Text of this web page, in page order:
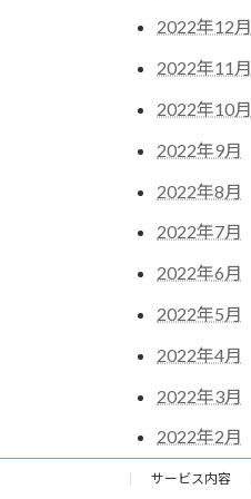
2022年12月
2022年11月
2022年10月
2022年9月
2022年8月
2022年7月
2022年6月
2022年5月
2022年4月
2022年3月
2022年2月
サービス内容